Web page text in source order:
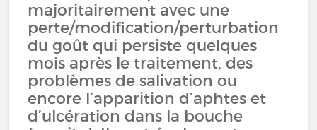
majoritairement avec une
perte/modification/perturbation
du goût qui persiste quelques
mois après le traitement, des
problèmes de salivation ou
encore l’apparition d’aphtes et
d’ulcération dans la bouche